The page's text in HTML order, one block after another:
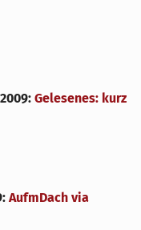
: Gelesenes: kurz
: AufmDach via